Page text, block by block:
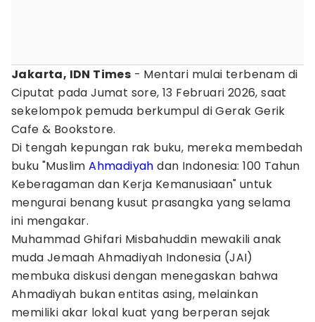
Jakarta, IDN Times - Mentari mulai terbenam di
Ciputat pada Jumat sore, 13 Februari 2026, saat
sekelompok pemuda berkumpul di Gerak Gerik
Cafe & Bookstore.
Di tengah kepungan rak buku, mereka membedah
buku "MuslimAhmadiyah dan Indonesia: 100 Tahun
Keberagaman dan Kerja Kemanusiaan" untuk
mengurai benang kusut prasangka yang selama
ini mengakar.
Muhammad Ghifari Misbahuddin mewakili anak
muda Jemaah Ahmadiyah Indonesia (JAI)
membuka diskusi dengan menegaskan bahwa
Ahmadiyah bukan entitas asing, melainkan
memiliki akar lokal kuat yang berperan sejak